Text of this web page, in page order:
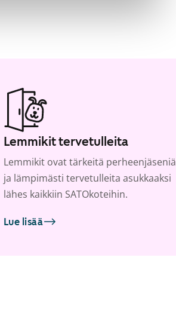
Lemmikit tervetulleita
Lemmikit ovat tärkeitä perheenjäseniä
ja lämpimästi tervetulleita asukkaaksi
lähes kaikkiin SATOkoteihin.
Lue lisää